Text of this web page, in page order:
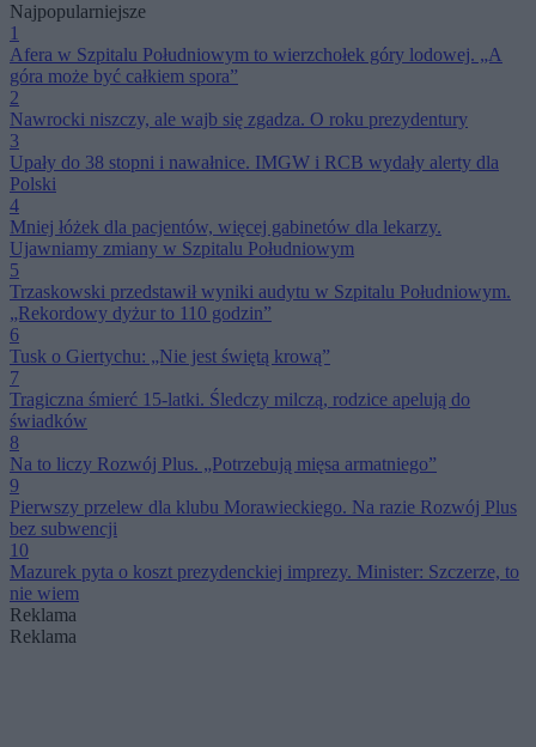
Najpopularniejsze
1
Afera w Szpitalu Południowym to wierzchołek góry lodowej. „A
góra może być całkiem spora”
2
Nawrocki niszczy, ale wajb się zgadza. O roku prezydentury
3
Upały do 38 stopni i nawałnice. IMGW i RCB wydały alerty dla
Polski
4
Mniej łóżek dla pacjentów, więcej gabinetów dla lekarzy.
Ujawniamy zmiany w Szpitalu Południowym
5
Trzaskowski przedstawił wyniki audytu w Szpitalu Południowym.
„Rekordowy dyżur to 110 godzin”
6
Tusk o Giertychu: „Nie jest świętą krową”
7
Tragiczna śmierć 15-latki. Śledczy milczą, rodzice apelują do
świadków
8
Na to liczy Rozwój Plus. „Potrzebują mięsa armatniego”
9
Pierwszy przelew dla klubu Morawieckiego. Na razie Rozwój Plus
bez subwencji
10
Mazurek pyta o koszt prezydenckiej imprezy. Minister: Szczerze, to
nie wiem
Reklama
Reklama